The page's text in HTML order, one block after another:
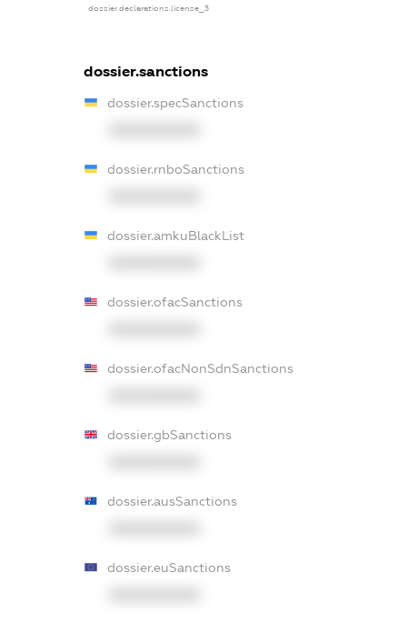
dossier.declarations.license_3
dossier.sanctions
dossier.specSanctions
dossier.rnboSanctions
dossier.amkuBlackList
dossier.ofacSanctions
dossier.ofacNonSdnSanctions
dossier.gbSanctions
dossier.ausSanctions
dossier.euSanctions